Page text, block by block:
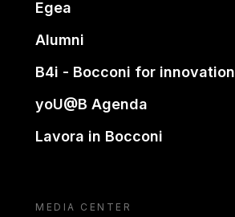
Egea
Alumni
B4i - Bocconi for innovation
yoU@B Agenda
Lavora in Bocconi
MEDIA CENTER